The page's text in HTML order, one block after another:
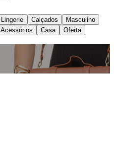
Lingerie Calçados
Masculino
Acessórios Casa Oferta